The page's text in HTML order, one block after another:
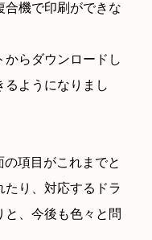
合機で印刷ができな
らダウンロードし
るようになりまし
項目がこれまでと
り、対応するドラ
と、今後も色々と問